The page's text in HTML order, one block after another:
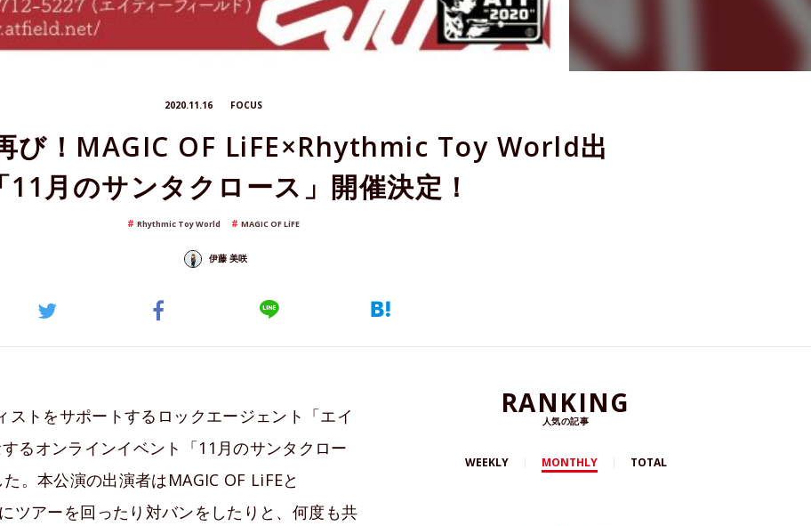
2020.11.16 FOCUS
び！MAGIC OF LiFE×Rhythmic Toy World出
11月のサンタクロース」開催決定！
Rhythmic Toy World MAGIC OF LiFE
伊藤 美咲
ストをサポートするロックエージェント「エイ
るオンラインイベント「11月のサンタクロー
。本公演の出演者はMAGIC OF LiFEと
アーを回ったり対バンをしたりと、何度も共
RANKING
人気の記事
WEEKLY MONTHLY TOTAL